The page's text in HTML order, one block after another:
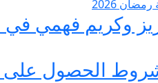
فهمي في
الحصول على